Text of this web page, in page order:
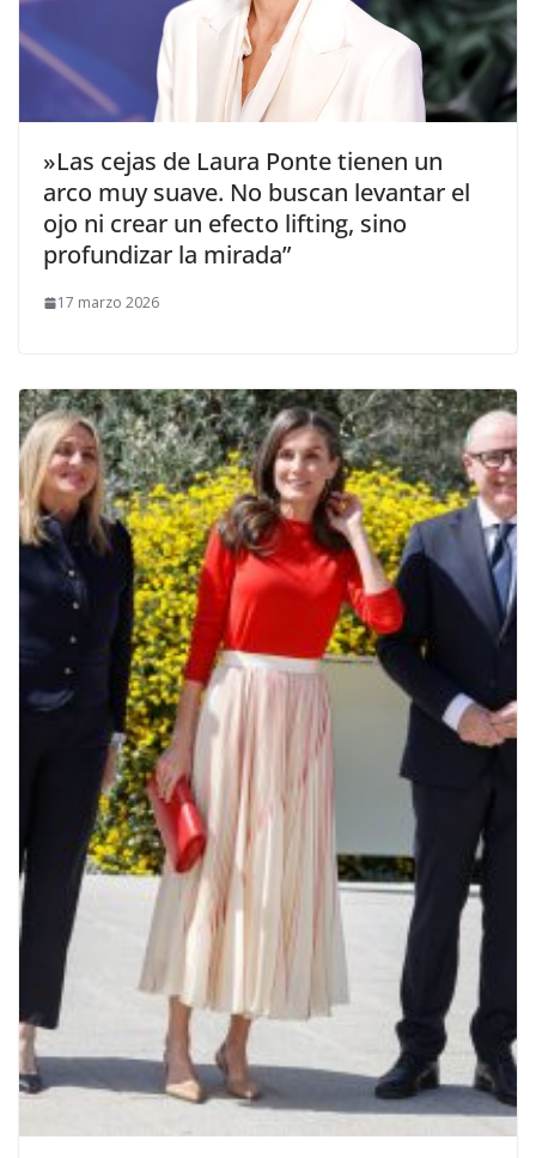
​»Las cejas de Laura Ponte tienen un
arco muy suave. No buscan levantar el
ojo ni crear un efecto lifting, sino
profundizar la mirada”
17 marzo 2026